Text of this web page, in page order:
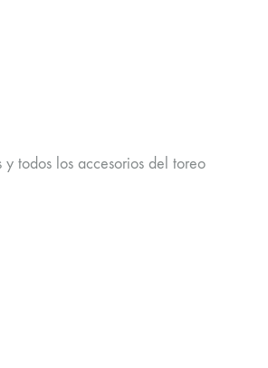
todos los accesorios del toreo